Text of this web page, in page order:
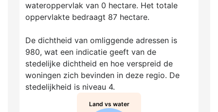
wateroppervlak van 0 hectare. Het totale
oppervlakte bedraagt 87 hectare.
De dichtheid van omliggende adressen is
980, wat een indicatie geeft van de
stedelijke dichtheid en hoe verspreid de
woningen zich bevinden in deze regio. De
stedelijkheid is niveau 4.
Land vs water